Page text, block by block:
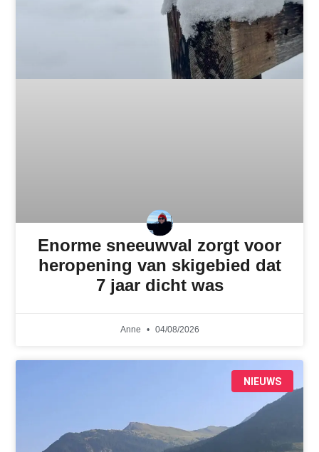
Enorme sneeuwval zorgt voor
heropening van skigebied dat
7 jaar dicht was
Anne 04/08/2026
NIEUWS